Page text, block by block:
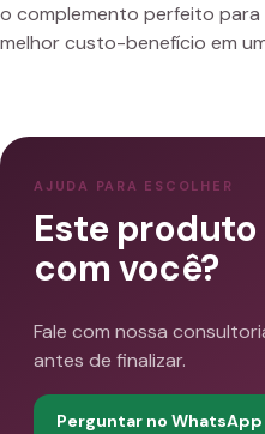
o complemento perfeito
melhor custo-benefício em
AJUDA PARA ESCOLHER
Este
com você?
Fale com nossa
antes de finalizar.
Perguntar no WhatsApp